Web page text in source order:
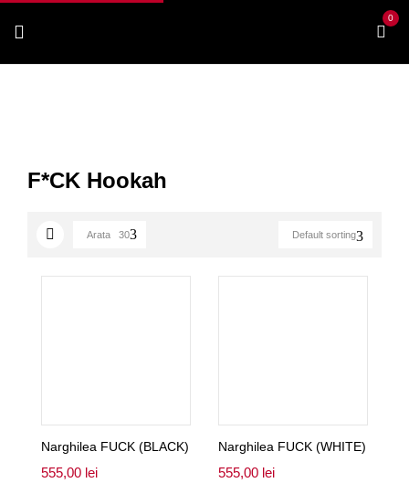
0
F*CK Hookah
Default sorting
Arata 30
Narghilea FUCK (BLACK)
555,00 lei
Narghilea FUCK (WHITE)
555,00 lei